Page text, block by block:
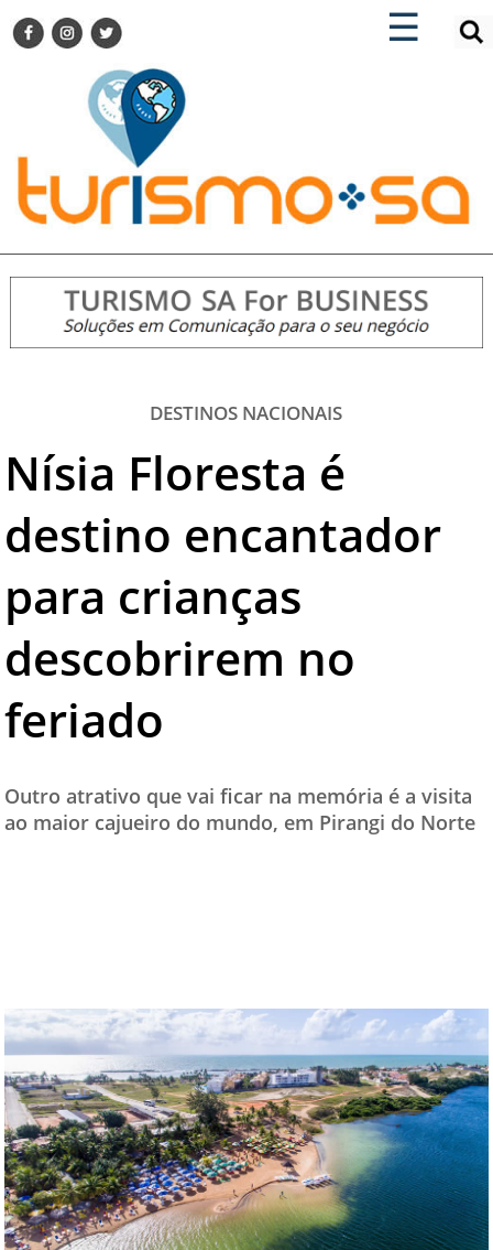
☰
×
TURISMO SA FOR BUSINESS
DESTINOS NACIONAIS
DESTINOS INTERNACIONAIS
CITY BREAK
TURISMO E MERCADO
EVENTOS
HOTELARIA
DICAS
TURISMO SA TV
TESTADO E APROVADO
PARCEIROS
QUEM SOMOS - EQUIPE
CONTATO
×
ENCONTRE SUA NOTÍCIA
DESTINOS NACIONAIS
Nísia Floresta é
destino encantador
para crianças
descobrirem no
feriado
Outro atrativo que vai ficar na memória é a visita
ao maior cajueiro do mundo, em Pirangi do Norte